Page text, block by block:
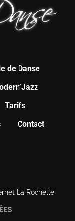
de Danse
Tarifs
Contact
La Rochelle